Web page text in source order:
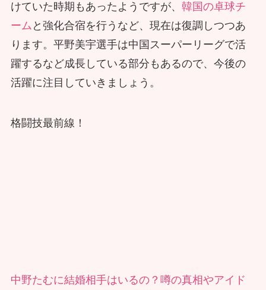
けていた時期もあったようですが、 韓国の卓球チ
ーム と強化合宿を行うなど、現在は復調しつつあ
ります。平野美宇選手は中国スーパーリーグで活
躍するなど成長している部分もあるので、今後の
活躍に注目していきましょう。
格闘技最前線！
中野たむに結婚相手はいるの？噂の真相やアイド